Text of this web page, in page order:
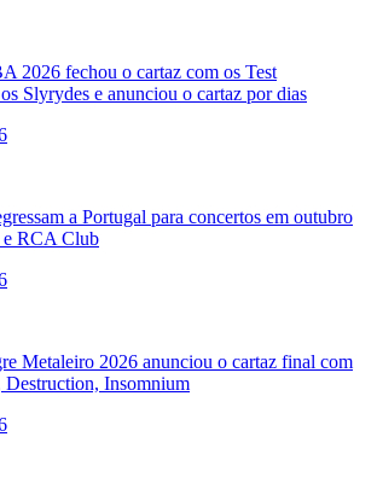
2026 fechou o cartaz com os Test
Slyrydes e anunciou o cartaz por dias
a Portugal para concertos em outubro
RCA Club
Metaleiro 2026 anunciou o cartaz final com
Destruction, Insomnium